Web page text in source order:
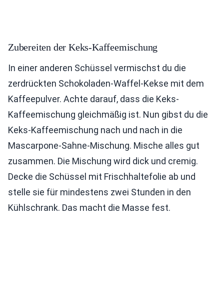
Zubereiten der Keks-Kaffeemischung
In einer anderen Schüssel vermischst du die
zerdrückten Schokoladen-Waffel-Kekse mit dem
Kaffeepulver. Achte darauf, dass die Keks-
Kaffeemischung gleichmäßig ist. Nun gibst du die
Keks-Kaffeemischung nach und nach in die
Mascarpone-Sahne-Mischung. Mische alles gut
zusammen. Die Mischung wird dick und cremig.
Decke die Schüssel mit Frischhaltefolie ab und
stelle sie für mindestens zwei Stunden in den
Kühlschrank. Das macht die Masse fest.